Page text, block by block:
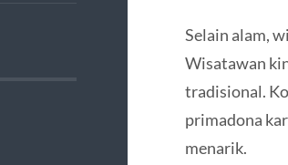
Selain alam,
Wisatawan
tradisional.
primadona
menarik.